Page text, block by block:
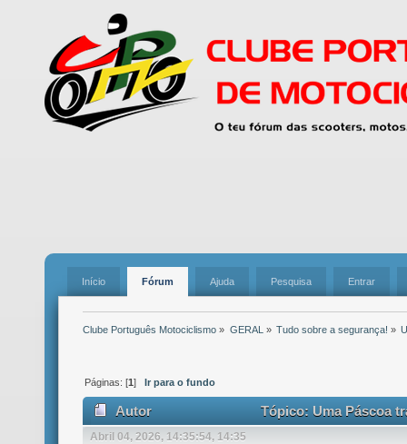
Início Fórum Ajuda Pesquisa Entrar
Clube Português Motociclismo » GERAL» Tudo sobre a segurança! »
Páginas: [1] Ir para o fundo
Autor Tópico: Uma Páscoa
Abril 04, 2026, 14:35:54, 14:35